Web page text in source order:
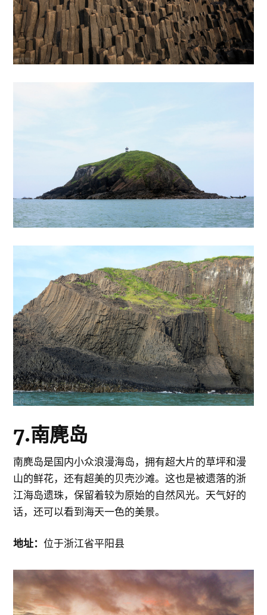
7.南麂岛
南麂岛是国内小众浪漫海岛，拥有超大片的草坪和漫
山的鲜花，还有超美的贝壳沙滩。这也是被遗落的浙
江海岛遗珠，保留着较为原始的自然风光。天气好的
话，还可以看到海天一色的美景。
地址：位于浙江省平阳县